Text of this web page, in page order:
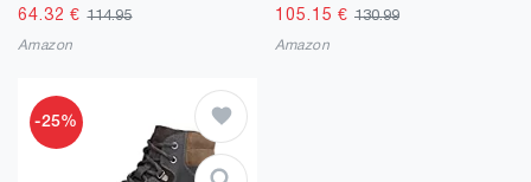
64.32 €114.95
Amazon
105.15 € 130.99
Amazon
-25%